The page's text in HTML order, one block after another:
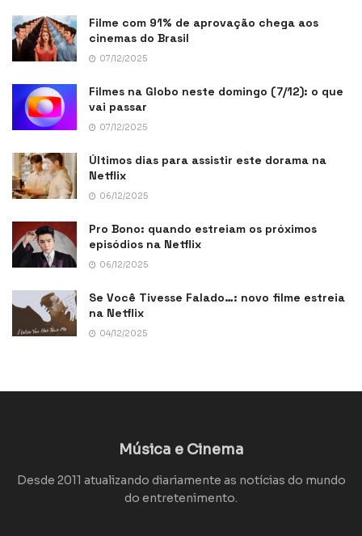
Filme com 91% de aprovação chega aos
cinemas do Brasil
07/12/2025
Filmes na Globo neste domingo (7/12): o que
vai passar
07/12/2025
Últimos dias para assistir este dorama na
Netflix
06/12/2025
Pro Bono: quando estreiam os próximos
episódios na Netflix
06/12/2025
Se Você Tivesse Falado…: novo filme estreia
na Netflix
04/12/2025
Música e Cinema
Desde 2011 atualizando diariamente as notícias do mundo
do entretenimento.